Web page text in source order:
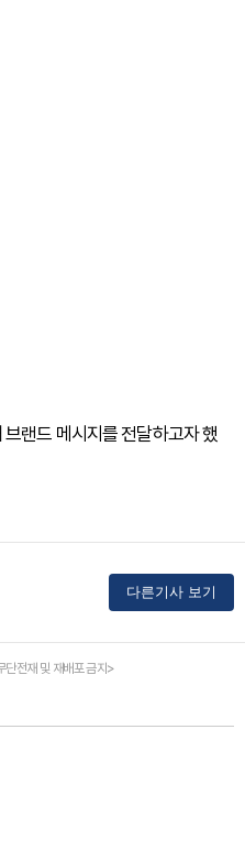
랜드 메시지를 전달하고자 했
다른기사 보기
전재 및 재배포 금지>